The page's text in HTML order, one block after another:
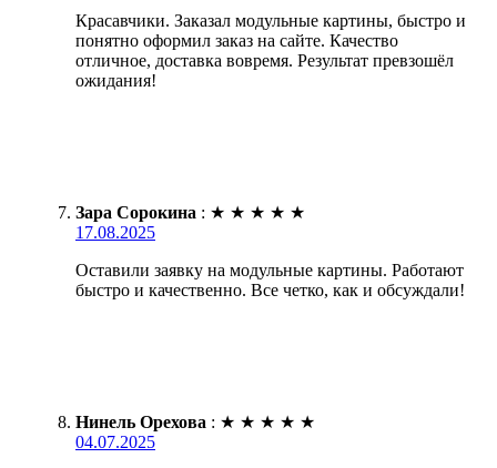
Красавчики. Заказал модульные картины, быстро и
понятно оформил заказ на сайте. Качество
отличное, доставка вовремя. Результат превзошёл
ожидания!
Зара Сорокина : ★ ★ ★ ★ ★
17.08.2025
Оставили заявку на модульные картины. Работают
быстро и качественно. Все четко, как и обсуждали!
Нинель Орехова : ★ ★ ★ ★ ★
04.07.2025